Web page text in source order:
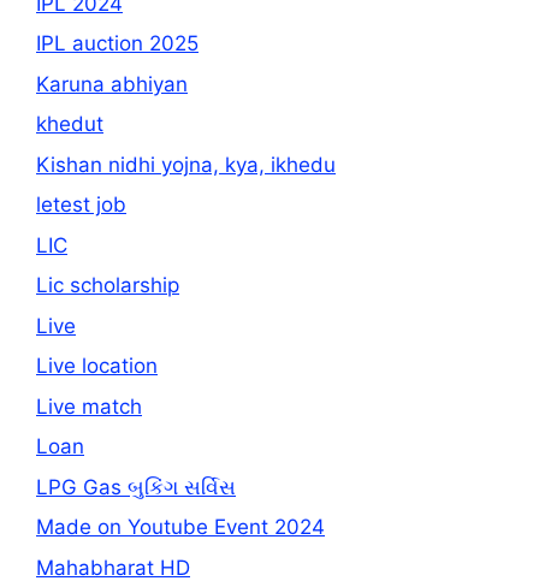
IPL auction 2025
Karuna abhiyan
khedut
Kishan nidhi yojna, kya, ikhedu
letest job
LIC
Lic scholarship
Live
Live location
Live match
Loan
LPG Gas બુકિંગ સર્વિસ
Made on Youtube Event 2024
Mahabharat HD